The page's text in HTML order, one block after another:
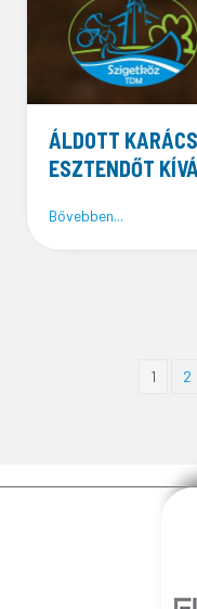
ÁLDOTT
ESZTENDŐT
Bővebben...
1 2